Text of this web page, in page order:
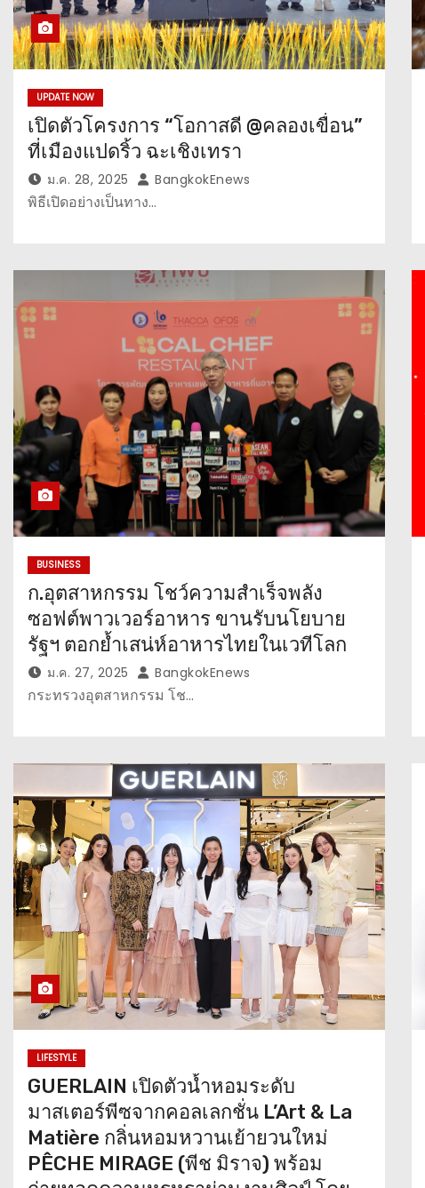
UPDATE NOW
เปิดตัวโครงการ “โอกาสดี @คลองเขื่อน”
ที่เมืองแปดริ้ว ฉะเชิงเทรา
ม.ค. 28, 2025 BangkokEnews
พิธีเปิดอย่างเป็นทาง…
BUSINESS
ก.อุตสาหกรรม โชว์ความสำเร็จพลัง
ซอฟต์พาวเวอร์อาหาร ขานรับนโยบาย
รัฐฯ ตอกย้ำเสน่ห์อาหารไทยในเวทีโลก
ม.ค. 27, 2025 BangkokEnews
กระทรวงอุตสาหกรรม โช…
LIFESTYLE
GUERLAIN เปิดตัวน้ำหอมระดับ
มาสเตอร์พีซจากคอลเลกชั่น L’Art & La
Matière กลิ่นหอมหวานเย้ายวนใหม่
PÊCHE MIRAGE (พีช มิราจ) พร้อม